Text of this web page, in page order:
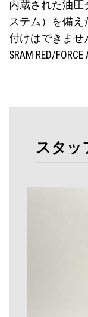
内蔵された油圧
ステム）を備え
付けはできませ
SRAM RED/FORCE
スタッ